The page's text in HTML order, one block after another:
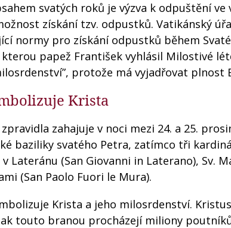
svatých roků je výzva k odpuštění ve
získání tzv. odpustků. Vatikánský
normy pro získání odpustků během
papež František vyhlásil Milostivé
protože má vyjadřovat
Krista
zahajuje v noci mezi 24. a 25.
baziliky svatého Petra, zatímco tři
v Lateránu (San Giovanni in Laterano), Sv.
(San Paolo Fuori le Mura).
Krista a jeho milosrdenství.
touto branou procházejí miliony